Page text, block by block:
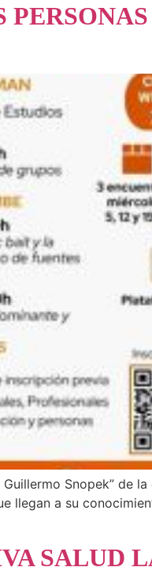
Snopek” de
a su
SALUD